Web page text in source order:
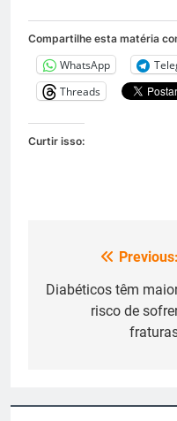
Compartilhe esta matéria
WhatsApp
Threads
Curtir isso:
Navegação
de
Previous:
Diabéticos têm
risco de